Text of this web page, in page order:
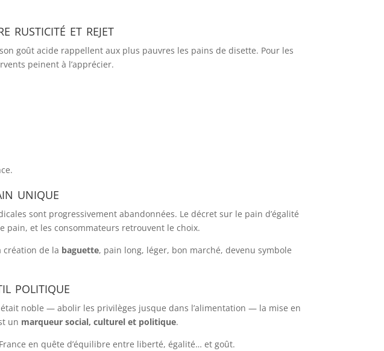
rusticité et rejet
goût acide rappellent aux plus pauvres les pains de disette. Pour les
peinent à l’apprécier.
unique
sont progressivement abandonnées. Le décret sur le pain d’égalité
pain, et les consommateurs retrouvent le choix.
création de la baguette, pain long, léger, bon marché, devenu symbole
politique
noble — abolir les privilèges jusque dans l’alimentation — la mise en
un marqueur social, culturel et politique.
en quête d’équilibre entre liberté, égalité… et goût.